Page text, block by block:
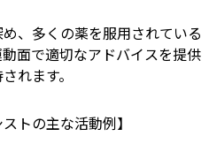
、多くの薬を服用されている
面で適切なアドバイスを提供
れます。
トの主な活動例】